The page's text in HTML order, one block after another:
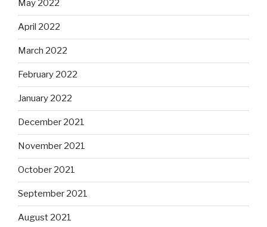
May 2022
April 2022
March 2022
February 2022
January 2022
December 2021
November 2021
October 2021
September 2021
August 2021